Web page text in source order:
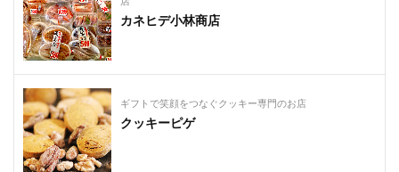
カネヒデ小林商店
ギフトで笑顔をつなぐクッキー専門のお店
クッキーピゲ